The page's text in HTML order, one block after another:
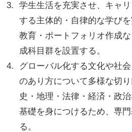
学生生活を充実させ、キャ
する主体的・自律的な学び
教育・ポートフォリオ作成
成科目群を設置する。
グローバル化する文化や社
のあり方について多様な切
史・地理・法律・経済・政
基礎を身につけるため、専
る。